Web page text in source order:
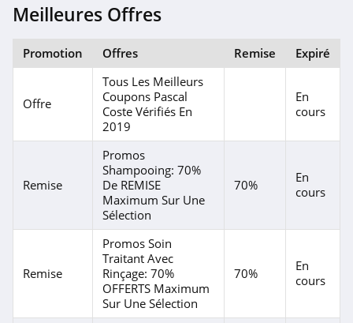
Hairburst
4.6
Make Up For Ever
4.0
Asambeauty
4.1
Meilleures Offres
Promotion Offres Remise Expiré
Offre
Tous Les Meilleurs
Coupons Pascal
Coste Vérifiés En
2019
En
cours
Remise
Promos
Shampooing: 70%
De REMISE
Maximum Sur Une
Sélection
70%
En
cours
Remise
Promos Soin
Traitant Avec
Rinçage: 70%
OFFERTS Maximum
Sur Une Sélection
70%
En
cours